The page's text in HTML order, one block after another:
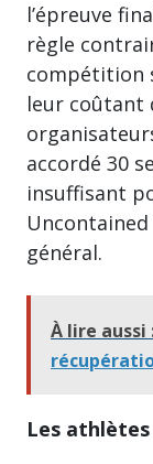
l’épreuve
règle
compétition
leur coûtant
accordé 30
insuffisant
Uncontained
général.
À lire aussi
Les